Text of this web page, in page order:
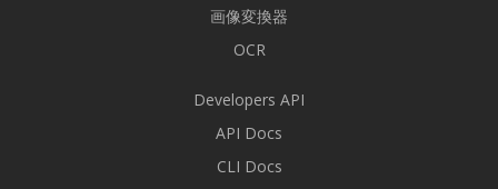
画像変換器
OCR
Developers API
API Docs
CLI Docs